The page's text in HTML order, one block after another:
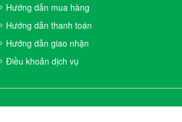
Hướng dẫn mua hàng
Hướng dẫn thanh toán
Hướng dẫn giao nhận
Điều khoản dịch vụ